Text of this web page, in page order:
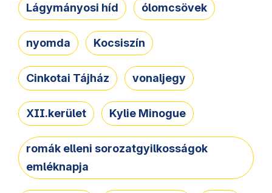
Lágymányosi híd ólomcsövek
nyomda Kocsiszín
Cinkotai Tájház vonaljegy
XII.kerület Kylie Minogue
romák elleni sorozatgyilkosságok
emléknapja